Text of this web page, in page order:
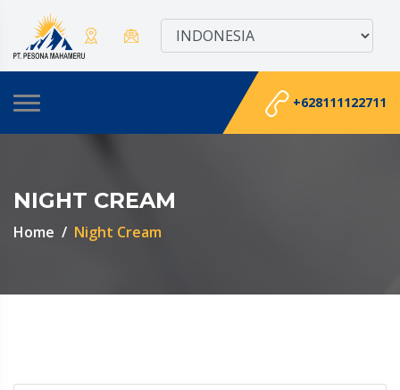
+628111122711
NIGHT CREAM
Home Night Cream